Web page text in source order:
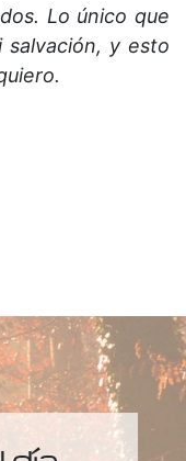
Lo único que
y esto